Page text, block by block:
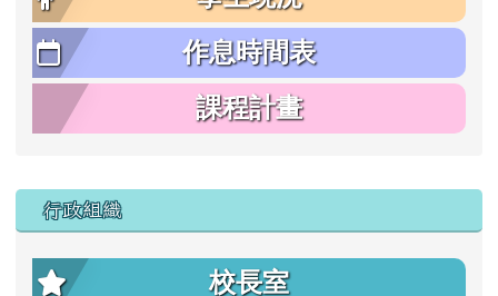
作息時間表
課程計畫
行政組織
校長室